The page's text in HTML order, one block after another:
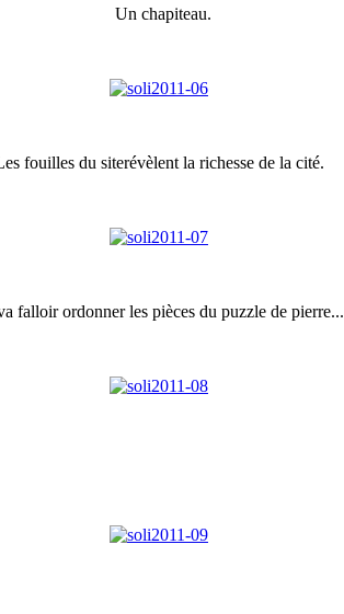
Un chapiteau.
fouilles du siterévèlent la richesse de la cité.
falloir ordonner les pièces du puzzle de pierre...